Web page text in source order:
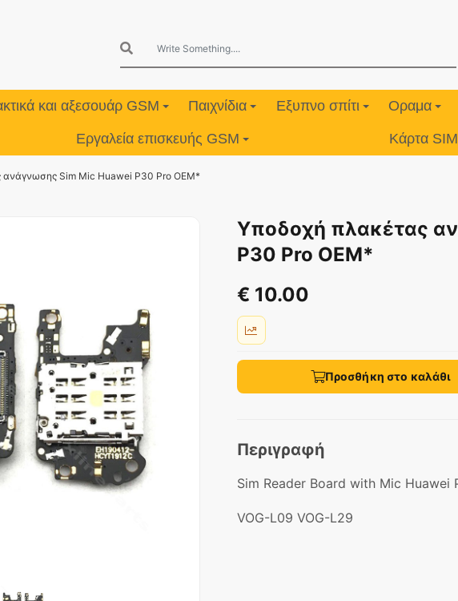
και αξεσουάρ GSM Παιχνίδια Εξυπνο σπίτι Οραμα
Εργαλεία επισκευής GSM Κάρτα SIM
Sim Mic Huawei P30 Pro OEM*
Υποδοχή πλακέτας
P30 Pro OEM*
€ 10.00
Προσθήκη στο καλάθι
Περιγραφή
Sim Reader Board with Mic Huawei
VOG-L09 VOG-L29